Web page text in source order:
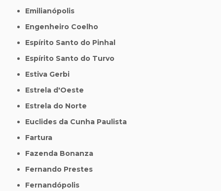
Emilianópolis
Engenheiro Coelho
Espírito Santo do Pinhal
Espírito Santo do Turvo
Estiva Gerbi
Estrela d'Oeste
Estrela do Norte
Euclides da Cunha Paulista
Fartura
Fazenda Bonanza
Fernando Prestes
Fernandópolis